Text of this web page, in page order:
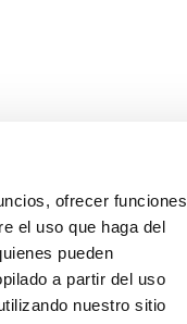
ofrecer funciones
el uso que haga del
pueden
a partir del uso
nuestro sitio